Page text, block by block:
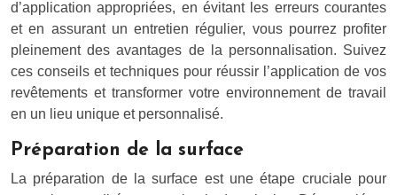
d’application appropriées, en évitant les erreurs courantes
et en assurant un entretien régulier, vous pourrez profiter
pleinement des avantages de la personnalisation. Suivez
ces conseils et techniques pour réussir l’application de vos
revêtements et transformer votre environnement de travail
en un lieu unique et personnalisé.
Préparation de la surface
La préparation de la surface est une étape cruciale pour